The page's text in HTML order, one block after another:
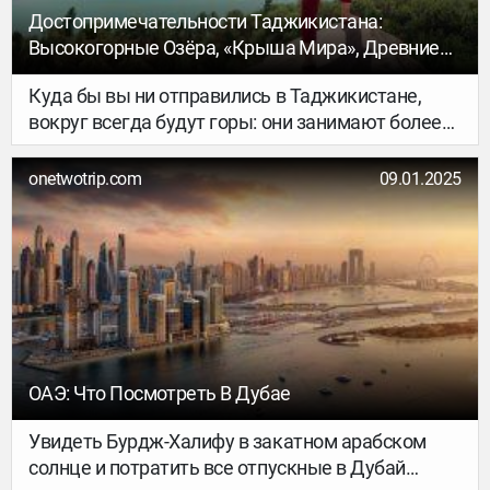
Достопримечательности Таджикистана:
Высокогорные Озёра, «Крыша Мира», Древние
Города И Крепости
Куда бы вы ни отправились в Таджикистане,
вокруг всегда будут горы: они занимают более
90% площади страны. Поэтому многие знаковые
достопримечательности в Республике —
природные: перевалы, озёра, бурные реки,
водопады, разноцветные скалы, живописные
долины, горячие источники и могущественные
горы-семитысячники Памира. Посещение
природных локаций можно совместить с
поездками в древние города, многим из которых
уже более 2 000 лет. Собрали 10 мест
Таджикистана, которые точно стоит включить в
свой трип по стране.
onetwotrip.com 09.01.2025
ОАЭ: Что Посмотреть В Дубае
Увидеть Бурдж-Халифу в закатном арабском
солнце и потратить все отпускные в Дубай